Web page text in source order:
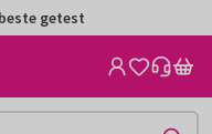
getest